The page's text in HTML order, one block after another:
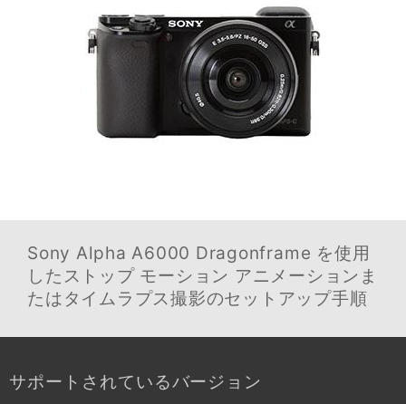
Sony Alpha A6000 Dragonframe を使用
したストップ モーション アニメーションま
たはタイムラプス撮影のセットアップ手順
サポートされているバージョン